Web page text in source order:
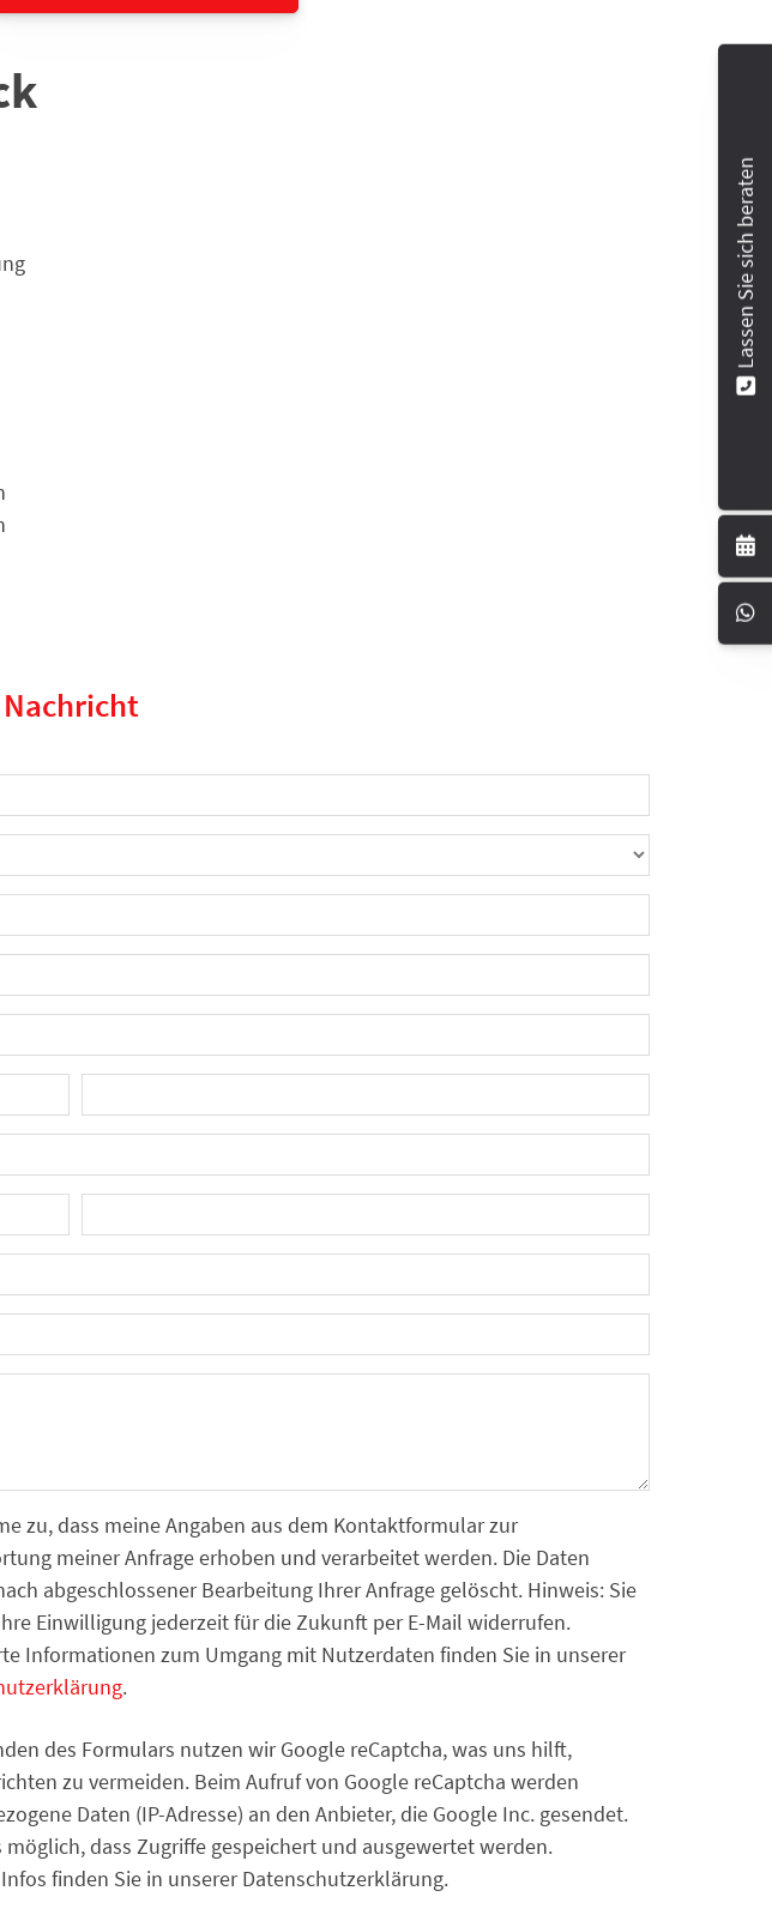
Nachricht
zu, dass meine Angaben aus dem Kontaktformular zur
meiner Anfrage erhoben und verarbeitet werden. Die Daten
abgeschlossener Bearbeitung Ihrer Anfrage gelöscht. Hinweis: Sie
Einwilligung jederzeit für die Zukunft per E-Mail widerrufen.
Informationen zum Umgang mit Nutzerdaten finden Sie in unserer
.
des Formulars nutzen wir Google reCaptcha, was uns hilft,
zu vermeiden. Beim Aufruf von Google reCaptcha werden
Daten (IP-Adresse) an den Anbieter, die Google Inc. gesendet.
möglich, dass Zugriffe gespeichert und ausgewertet werden.
finden Sie in unserer Datenschutzerklärung.
Lassen Sie sich beraten